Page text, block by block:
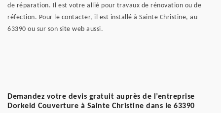
de réparation. Il est votre allié pour travaux de rénovation ou de
réfection. Pour le contacter, il est installé à Sainte Christine, au
63390 ou sur son site web aussi.
Demandez votre devis gratuit auprès de l’entreprise
Dorkeld Couverture à Sainte Christine dans le 63390